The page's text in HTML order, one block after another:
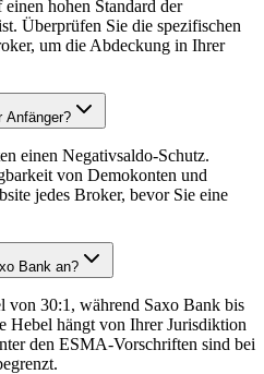
hohen Standard der
Überprüfen Sie die spezifischen
um die Abdeckung in Ihrer
Anfänger?
einen Negativsaldo-Schutz.
von Demokonten und
jedes Broker, bevor Sie eine
Bank an?
von 30:1, während Saxo Bank bis
Hebel hängt von Ihrer Jurisdiktion
den ESMA-Vorschriften sind bei